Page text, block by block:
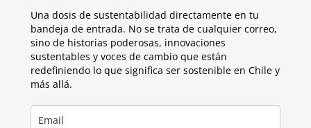
Una dosis de sustentabilidad directamente en tu
bandeja de entrada. No se trata de cualquier correo,
sino de historias poderosas, innovaciones
sustentables y voces de cambio que están
redefiniendo lo que significa ser sostenible en Chile y
más allá.